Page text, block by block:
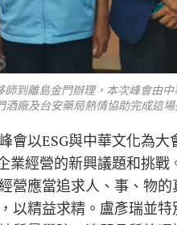
到離島金門辦理，本次峰會由
酒廠及台安藥局熱情協助完成這
會以ESG與中華文化為
業經營的新興議題和挑
營應當追求人、事、物
以精益求精。盧彥瑞並